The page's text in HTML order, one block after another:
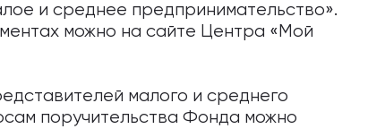
и среднее предпринимательство».
можно на сайте Центра «Мой
малого и среднего
поручительства Фонда можно